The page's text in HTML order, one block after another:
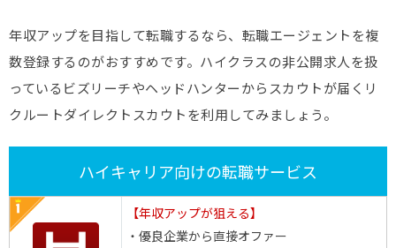
年収アップを目指して転職するなら、転職エージェントを複
数登録するのがおすすめです。ハイクラスの非公開求人を扱
っているビズリーチやヘッドハンターからスカウトが届くリ
クルートダイレクトスカウトを利用してみましょう。
ハイキャリア向けの転職サービス
【年収アップが狙える】
・優良企業から直接オファー